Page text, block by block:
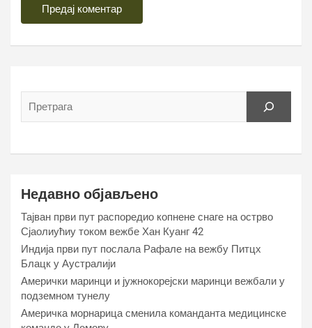
Недавно објављено
Тајван први пут распоредио копнене снаге на острво
Сјаолиућиу током вежбе Хан Куанг 42
Индија први пут послала Рафале на вежбу Питцх
Блацк у Аустралији
Амерички маринци и јужнокорејски маринци вежбали у
подземном тунелу
Америчка морнарица сменила команданта медицинске